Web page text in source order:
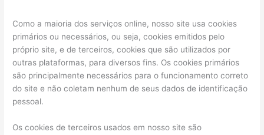
Como a maioria dos serviços online, nosso site usa cookies
primários ou necessários, ou seja, cookies emitidos pelo
próprio site, e de terceiros, cookies que são utilizados por
outras plataformas, para diversos fins. Os cookies primários
são principalmente necessários para o funcionamento correto
do site e não coletam nenhum de seus dados de identificação
pessoal.
Os cookies de terceiros usados em nosso site são